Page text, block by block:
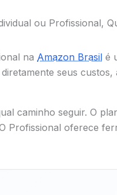
ou Profissional,
na Amazon Brasil é
seus
caminho seguir. O
Profissional oferece